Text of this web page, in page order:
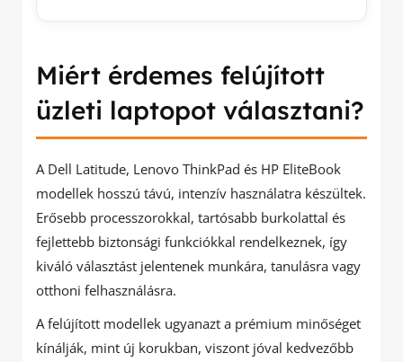
Miért érdemes felújított
üzleti laptopot választani?
A Dell Latitude, Lenovo ThinkPad és HP EliteBook
modellek hosszú távú, intenzív használatra készültek.
Erősebb processzorokkal, tartósabb burkolattal és
fejlettebb biztonsági funkciókkal rendelkeznek, így
kiváló választást jelentenek munkára, tanulásra vagy
otthoni felhasználásra.
A felújított modellek ugyanazt a prémium minőséget
kínálják, mint új korukban, viszont jóval kedvezőbb